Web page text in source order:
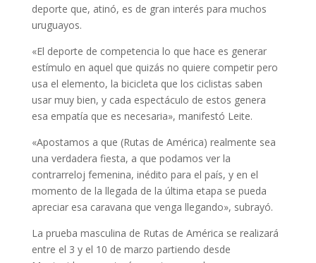
deporte que, atinó, es de gran interés para muchos
uruguayos.
«El deporte de competencia lo que hace es generar
estímulo en aquel que quizás no quiere competir pero
usa el elemento, la bicicleta que los ciclistas saben
usar muy bien, y cada espectáculo de estos genera
esa empatía que es necesaria», manifestó Leite.
«Apostamos a que (Rutas de América) realmente sea
una verdadera fiesta, a que podamos ver la
contrarreloj femenina, inédito para el país, y en el
momento de la llegada de la última etapa se pueda
apreciar esa caravana que venga llegando», subrayó.
La prueba masculina de Rutas de América se realizará
entre el 3 y el 10 de marzo partiendo desde